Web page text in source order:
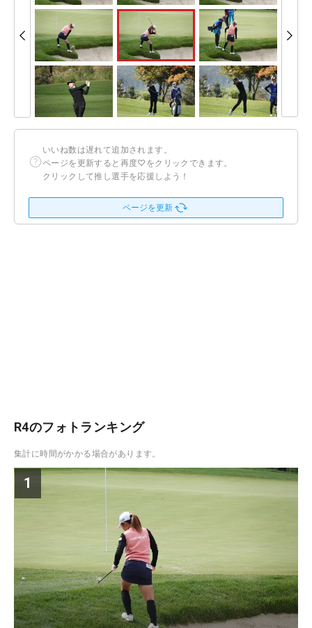
いいね数は遅れて追加されます。
ページを更新すると再度♡をクリックできます。
クリックして推し選手を応援しよう！
ページを更新
R4のフォトランキング
集計に時間がかかる場合があります。
1